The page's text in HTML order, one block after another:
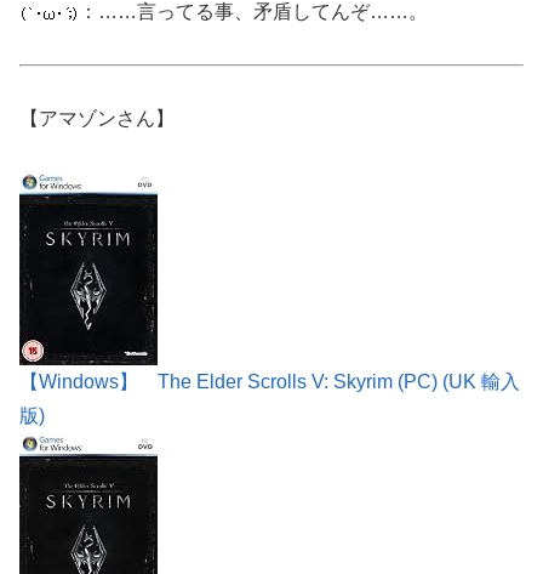
：……言ってる事、矛盾してんぞ……。
【アマゾンさん】
【Windows】 The Elder Scrolls V: Skyrim (PC) (UK 輸入
版)